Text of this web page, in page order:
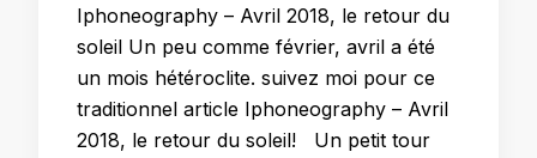
Iphoneography – Avril 2018, le retour du
soleil Un peu comme février, avril a été
un mois hétéroclite. suivez moi pour ce
traditionnel article Iphoneography – Avril
2018, le retour du soleil! Un petit tour